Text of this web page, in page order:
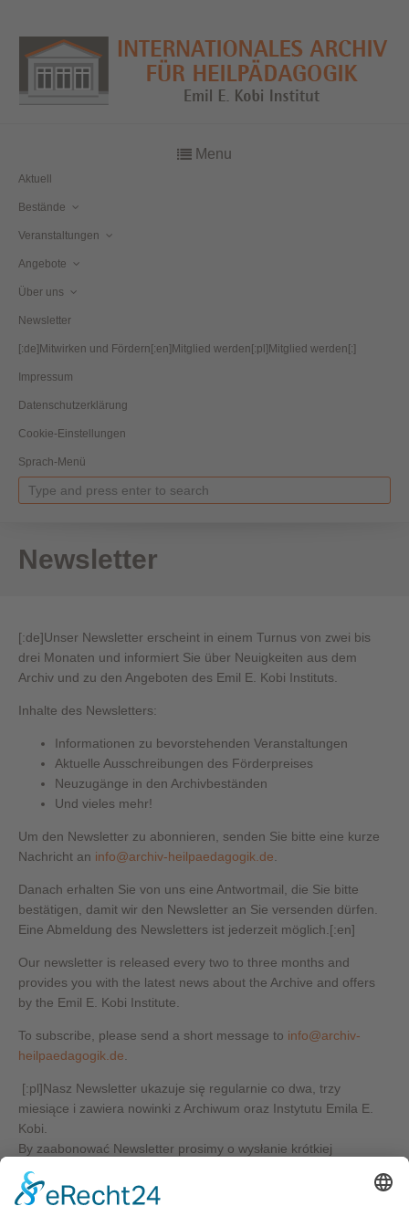
Menu
Aktuell
Bestände
Veranstaltungen
Angebote
Über uns
Newsletter
[:de]Mitwirken und Fördern[:en]Mitglied werden[:pl]Mitglied werden[:]
Impressum
Datenschutzerklärung
Cookie-Einstellungen
Sprach-Menü
Newsletter
[:de]Unser Newsletter erscheint in einem Turnus von zwei bis
drei Monaten und informiert Sie über Neuigkeiten aus dem
Archiv und zu den Angeboten des Emil E. Kobi Instituts.
Inhalte des Newsletters:
Informationen zu bevorstehenden Veranstaltungen
Aktuelle Ausschreibungen des Förderpreises
Neuzugänge in den Archivbeständen
Und vieles mehr!
Um den Newsletter zu abonnieren, senden Sie bitte eine kurze
Nachricht an info@archiv-heilpaedagogik.de
Danach erhalten Sie von uns eine Antwortmail, die Sie bitte
bestätigen, damit wir den Newsletter an Sie versenden dürfen.
Eine Abmeldung des Newsletters ist jederzeit möglich.[:en]
Our newsletter is released every two to three months and
provides you with the latest news about the Archive and offers
by the Emil E. Kobi Institute.
To subscribe, please send a short message to info@archiv-
heilpaedagogik.de
[:pl]Nasz Newsletter ukazuje się regularnie co dwa, trzy
miesiące i zawiera nowinki z Archiwum oraz Instytutu Emila E.
Kobi.
By zaabonować Newsletter prosimy o wysłanie krótkiej
wiadomości na adres:
info@archiv-heilpaedagogik.de